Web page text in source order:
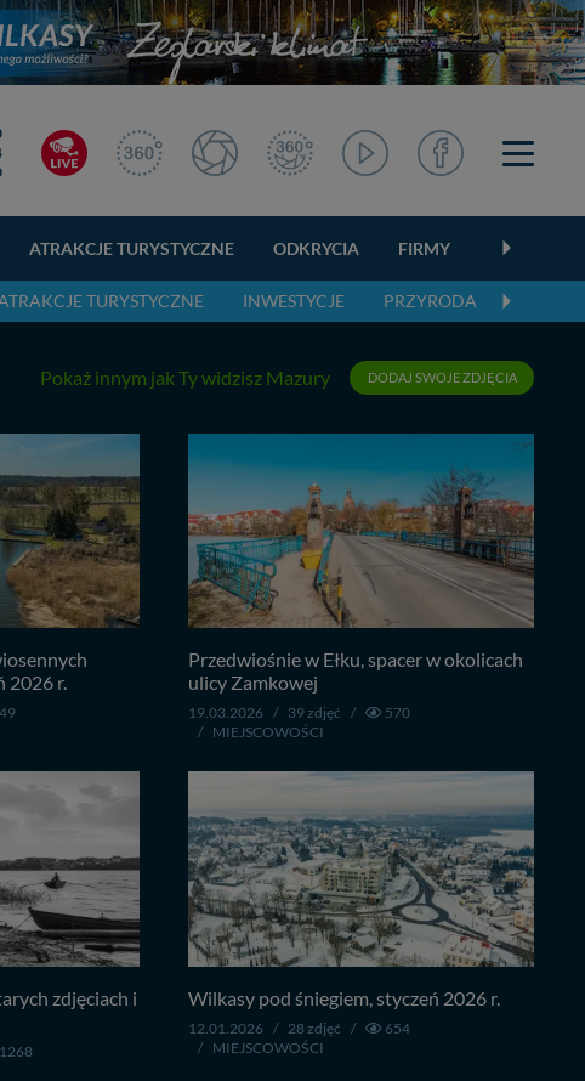
ATRAKCJE TURYSTYCZNE ODKRYCIA FIRMY
TURYSTYCZNE INWESTYCJE PRZYRODA
Pokaż innym jak Ty widzisz Mazury DODAJ SWOJE ZDJĘCIA
2026 r.
Przedwiośnie w Ełku, spacer w okolicach
ulicy Zamkowej
19.03.2026 / 39 zdjęć /
570
/ MIEJSCOWOŚCI
zdjęciach i
1268
Wilkasy pod śniegiem, styczeń 2026 r.
12.01.2026 / 28 zdjęć /
654
/ MIEJSCOWOŚCI